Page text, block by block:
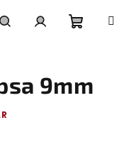
cart
9mm